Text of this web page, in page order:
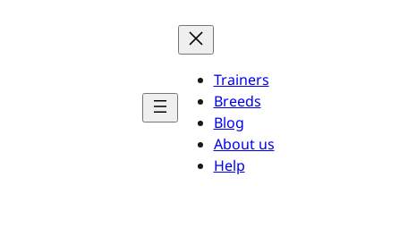
Trainers
Breeds
Blog
About us
Help